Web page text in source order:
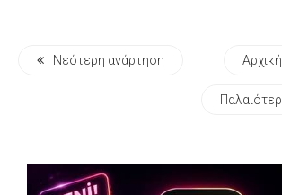
Νεότερη ανάρτηση